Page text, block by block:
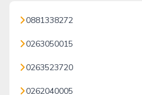
0881338272
0263050015
0263523720
0262040005